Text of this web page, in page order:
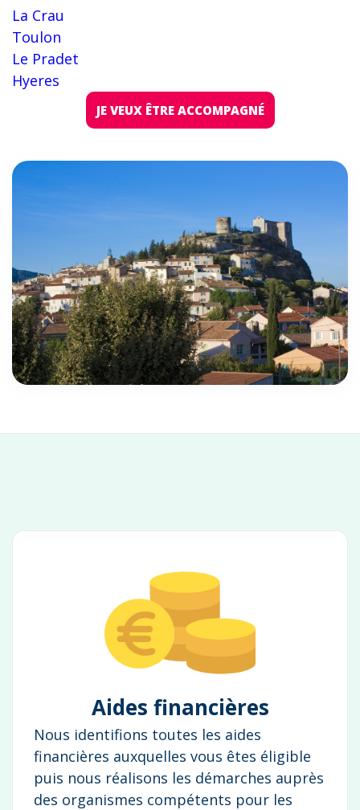
La Crau
Toulon
Le Pradet
Hyeres
JE VEUX ÊTRE ACCOMPAGNÉ
Aides financières
Nous identifions toutes les aides
financières auxquelles vous êtes éligible
puis nous réalisons les démarches auprès
des organismes compétents pour les